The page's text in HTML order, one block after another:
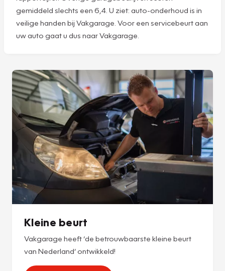
gemiddeld slechts een 6,4. U ziet: auto-onderhoud is in
veilige handen bij Vakgarage. Voor een servicebeurt aan
uw auto gaat u dus naar Vakgarage.
Kleine beurt
Vakgarage heeft ‘de betrouwbaarste kleine beurt
van Nederland’ ontwikkeld!